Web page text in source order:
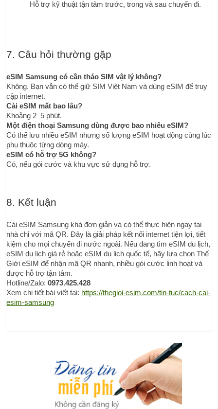
Hỗ trợ kỹ thuật tận tâm trước, trong và sau chuyến đi.
7. Câu hỏi thường gặp
eSIM Samsung có cần tháo SIM vật lý không?
Không. Bạn vẫn có thể giữ SIM Việt Nam và dùng eSIM để truy
cập internet.
Cài eSIM mất bao lâu?
Khoảng 2–5 phút.
Một điện thoại Samsung dùng được bao nhiêu eSIM?
Có thể lưu nhiều eSIM nhưng số lượng eSIM hoạt động cùng lúc
phụ thuộc từng dòng máy.
eSIM có hỗ trợ 5G không?
Có, nếu gói cước và khu vực sử dụng hỗ trợ.
8. Kết luận
Cài eSIM Samsung khá đơn giản và có thể thực hiện ngay tại
nhà chỉ với mã QR. Đây là giải pháp kết nối internet tiện lợi, tiết
kiệm cho mọi chuyến đi nước ngoài. Nếu đang tìm eSIM du lịch,
eSIM du lịch giá rẻ hoặc eSIM du lịch quốc tế, hãy lựa chọn Thế
Giới eSIM để nhận mã QR nhanh, nhiều gói cước linh hoạt và
được hỗ trợ tận tâm.
Hotline/Zalo: 0973.425.428
Xem chi tiết bài viết tại: https://thegioi-esim.com/tin-tuc/cach-cai-
esim-samsung